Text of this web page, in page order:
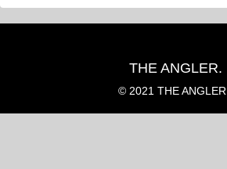
THE ANGLER.
© 2021 THE ANGLER..